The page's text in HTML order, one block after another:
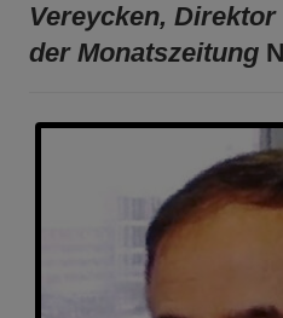
Vereycken,
der Monatszeitung